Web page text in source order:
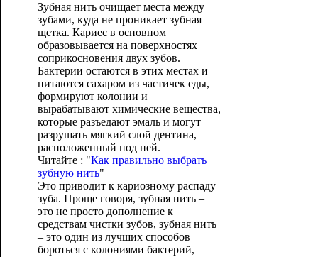
Зубная нить очищает места между
зубами, куда не проникает зубная
щетка. Кариес в основном
образовывается на поверхностях
соприкосновения двух зубов.
Бактерии остаются в этих местах и
питаются сахаром из частичек еды,
формируют колонии и
вырабатывают химические вещества,
которые разъедают эмаль и могут
разрушать мягкий слой дентина,
расположенный под ней.
Читайте : "Как правильно выбрать
зубную нить"
Это приводит к кариозному распаду
зуба. Проще говоря, зубная нить –
это не просто дополнение к
средствам чистки зубов, зубная нить
– это один из лучших способов
бороться с колониями бактерий,